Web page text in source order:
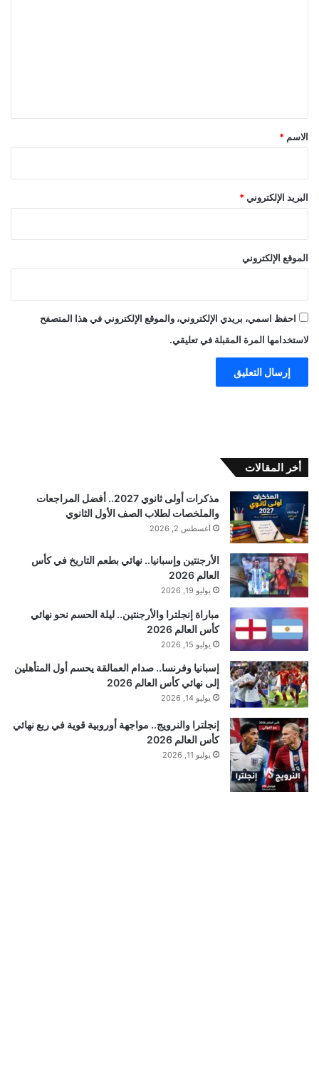
*
الاسم *
البريد الإلكتروني *
الموقع الإلكتروني
احفظ اسمي، بريدي الإلكتروني، والموقع الإلكتروني في هذا المتصفح
لاستخدامها المرة المقبلة في تعليقي.
أخر المقالات
مذكرات أولى ثانوي 2027.. أفضل المراجعات
والملخصات لطلاب الصف الأول الثانوي
أغسطس 2, 2026
الأرجنتين وإسبانيا.. نهائي بطعم التاريخ في كأس
العالم 2026
يوليو 19, 2026
مباراة إنجلترا والأرجنتين.. ليلة الحسم نحو نهائي
كأس العالم 2026
يوليو 15, 2026
إسبانيا وفرنسا.. صدام العمالقة يحسم أول المتأهلين
إلى نهائي كأس العالم 2026
يوليو 14, 2026
إنجلترا والنرويج.. مواجهة أوروبية قوية في ربع نهائي
كأس العالم 2026
يوليو 11, 2026